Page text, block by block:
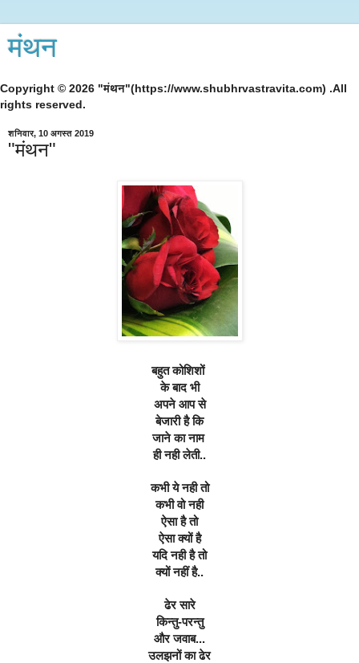
मंथन
Copyright © 2026 "मंथन"(https://www.shubhrvastravita.com) .All
rights reserved.
शनिवार, 10 अगस्त 2019
"मंथन"
बहुत कोशिशों
के बाद भी
अपने आप से
बेजारी है कि
जाने का नाम
ही नही लेती..
कभी ये नही तो
कभी वो नही
ऐसा है तो
ऐसा क्यों है
यदि नही है तो
क्यों नहीं है..
ढेर सारे
किन्तु-परन्तु
और जवाब...
उलझनों का ढेर